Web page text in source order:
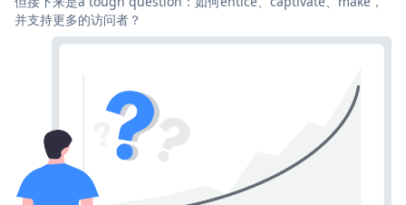
并支持更多的访问者？